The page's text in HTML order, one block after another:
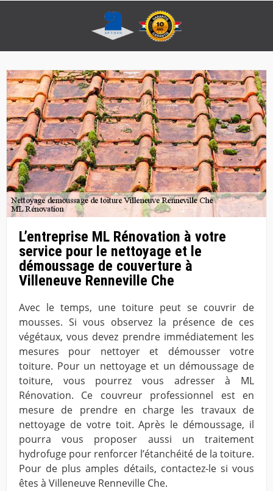
L’entreprise ML Rénovation à votre
service pour le nettoyage et le
démoussage de couverture à
Villeneuve Renneville Che
Avec le temps, une toiture peut se couvrir de
mousses. Si vous observez la présence de ces
végétaux, vous devez prendre immédiatement les
mesures pour nettoyer et démousser votre
toiture. Pour un nettoyage et un démoussage de
toiture, vous pourrez vous adresser à ML
Rénovation. Ce couvreur professionnel est en
mesure de prendre en charge les travaux de
nettoyage de votre toit. Après le démoussage, il
pourra vous proposer aussi un traitement
hydrofuge pour renforcer l’étanchéité de la toiture.
Pour de plus amples détails, contactez-le si vous
êtes à Villeneuve Renneville Che.